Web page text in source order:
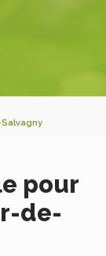
pour
de-